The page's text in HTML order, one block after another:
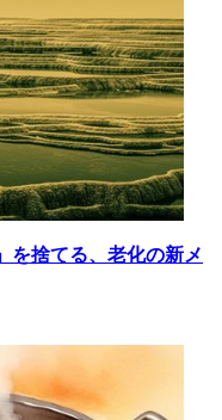
を捨てる、老化の新メ